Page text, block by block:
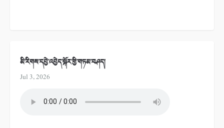
མི་རིགས་དབྱེ་འབྱེད་སྐོར་གྱི་གཏམ་བཤད།
Jul 3, 2026